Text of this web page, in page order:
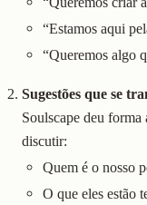
“Estamos aqui
“Queremos algo
Sugestões que se
Soulscape deu
discutir:
Quem é o nosso
O que eles estão